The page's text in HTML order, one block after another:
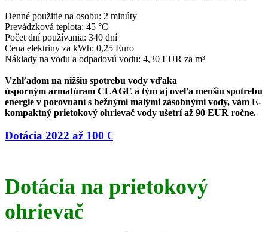
Denné použitie na osobu: 2 minúty
Prevádzková teplota: 45 °C
Počet dní používania: 340 dní
Cena elektriny za kWh: 0,25 Euro
Náklady na vodu a odpadovú vodu: 4,30 EUR za m³
Vzhľadom na nižšiu spotrebu vody vďaka
úsporným armatúram CLAGE a tým aj oveľa menšiu spotrebu
energie v porovnaní s bežnými malými zásobnými vody, vám E-
kompaktný prietokový ohrievač vody ušetrí až 90 EUR ročne.
Dotácia 2022 až 100 €
Dotácia na prietokový
ohrievač